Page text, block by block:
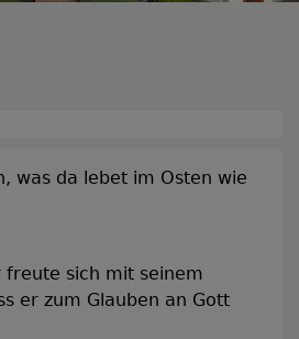
was da lebet im Osten wie
freute sich mit seinem
er zum Glauben an Gott